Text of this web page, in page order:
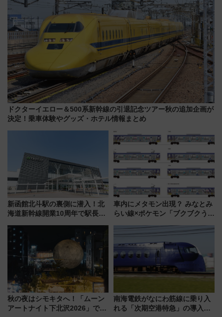
ドクターイエロー＆500系新幹線の引退記念ツアー秋の追加企画が
決定！乗車体験やグッズ・ホテル情報まとめ
新函館北斗駅の裏側に潜入！北
海道新幹線開業10周年で駅長
ト 参加方法や体験内容を紹介
車内にメタモン出現？ みなとみ
らい線×ポケモン「ブクブクうみ
行開始に！ この夏は直通列車で
横浜へ！
秋の夜はシモキタへ！「ムーン
アートナイト下北沢2026」でイ
南海電鉄がなにわ筋線に乗り入
れる「次期空港特急」の導入を